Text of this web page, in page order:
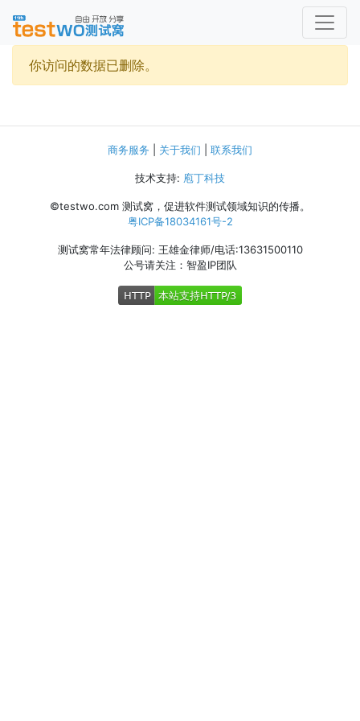
你访问的数据已删除。
商务服务 关于我们 联系我们
技术支持: 庖丁科技
©testwo.com 测试窝，促进软件测试领域知识的传播。
粤ICP备18034161号-2
测试窝常年法律顾问: 王雄金律师/电话:13631500110
公号请关注：智盈IP团队